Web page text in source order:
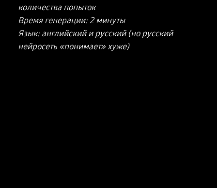
количества попыток
Время генерации: 2 минуты
Язык: английский и русский (но русский
нейросеть «понимает» хуже)